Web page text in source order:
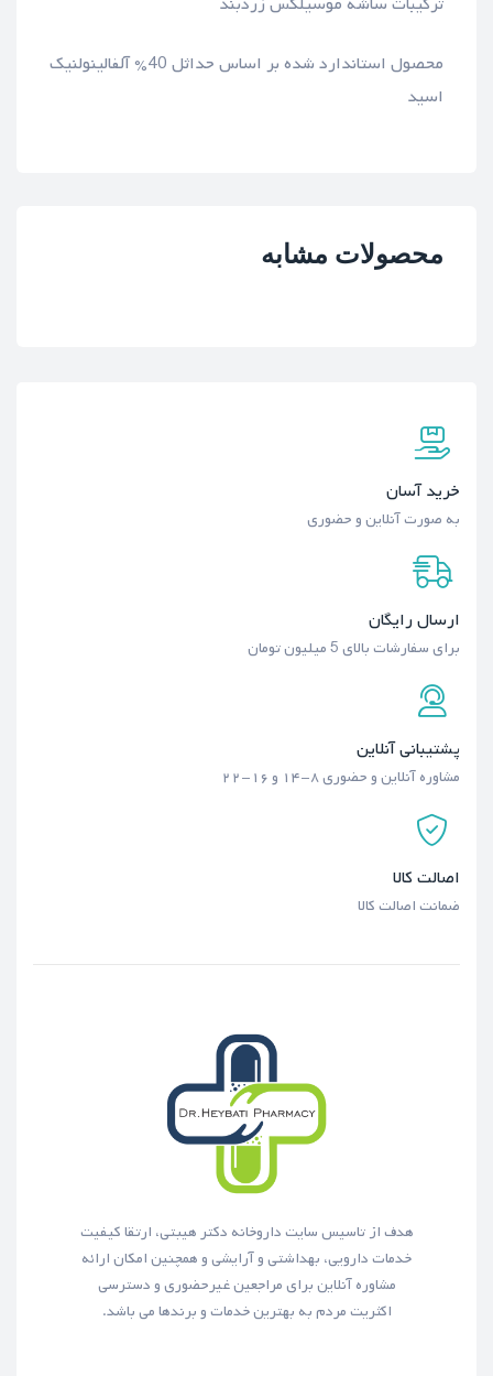
محصول استاندارد شده بر اساس حداثل 40% آلفالینولنیک
اسید
محصولات مشابه
خرید آسان
به صورت آنلاین و حضوری
ارسال رایگان
برای سفارشات بالای 5 میلیون تومان
پشتیبانی آنلاین
مشاوره آنلاین و حضوری ۸-۱۴ و ۱۶-۲۲
اصالت کالا
ضمانت اصالت کالا
هدف از تاسیس سایت داروخانه دکتر هیبتی، ارتقا کیفیت
خدمات دارویی، بهداشتی و آرایشی و همچنین امکان ارائه
مشاوره آنلاین برای مراجعین غیرحضوری و دسترسی
اکثریت مردم به بهترین خدمات و برندها می باشد.